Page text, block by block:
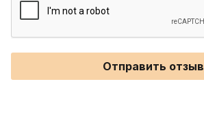
Отправить отзыв